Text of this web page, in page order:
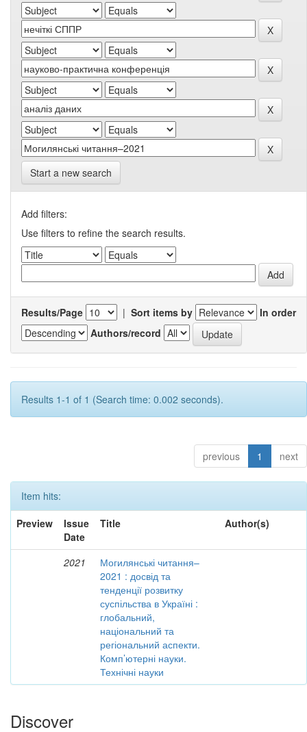
Start a new search
Add filters:
Use filters to refine the search results.
Results/Page | Sort items by
In order
Authors/record
Results 1-1 of 1 (Search time: 0.002 seconds).
previous 1 next
Item hits:
Preview
Issue
Date
Title Author(s)
2021
Могилянські читання–
2021 : досвід та
тенденції розвитку
суспільства в Україні :
глобальний,
національний та
регіональний аспекти.
Комп’ютерні науки.
Технічні науки
Discover